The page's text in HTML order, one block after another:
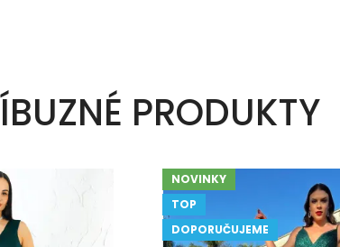
PRODUKTY
NOVINKY
TOP
DOPORUČUJEME